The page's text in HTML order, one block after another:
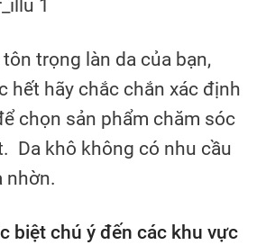
trọng làn da của bạn,
hết hãy chắc chắn xác định
chọn sản phẩm chăm sóc
Da khô không có nhu cầu
nhờn.
biệt chú ý đến các khu vực